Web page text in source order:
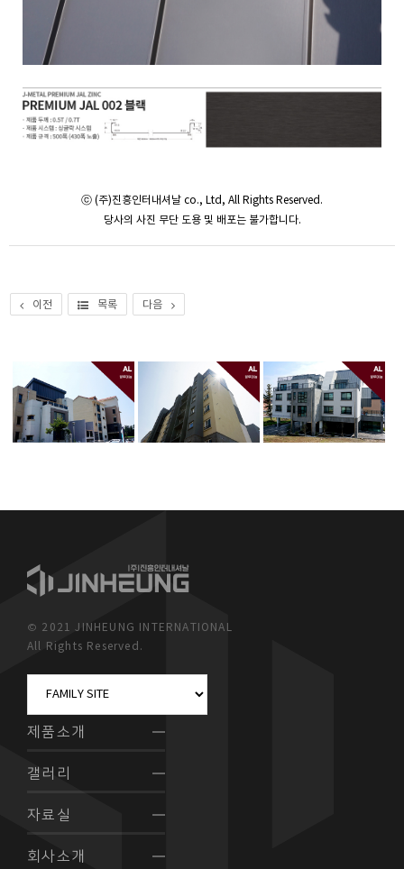
ⓒ (주)진흥인터내셔날 co., Ltd, All Rights Reserved.
당사의 사진 무단 도용 및 배포는 불가합니다.
이전 목록 다음
© 2021 JINHEUNG INTERNATIONAL
All Rights Reserved.
제품소개
갤러리
자료실
회사소개